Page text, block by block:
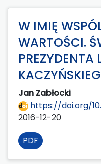
W IMIĘ
WARTOŚCI.
PREZYDENTA
Jan Zabłocki
https://doi.org/
2016-12-20
PDF